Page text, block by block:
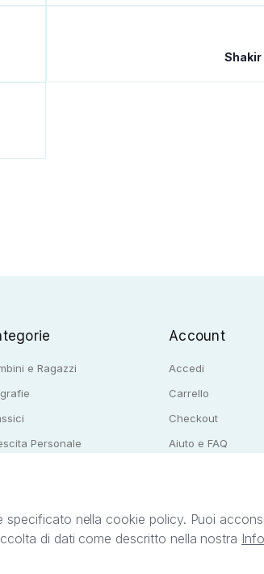
Shakir
e Ragazzi
Personale
Account
Accedi
Carrello
Checkout
Aiuto e FAQ
StreetLib S.r.l. è titolare di tutti i diritti di proprietà
nella cookie policy. Puoi
di dati come descritto nella nostra